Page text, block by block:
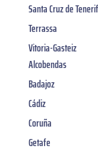
Santa Cruz de
Terrassa
Vitoria-Gasteiz
Alcobendas
Badajoz
Cádiz
Coruña
Getafe